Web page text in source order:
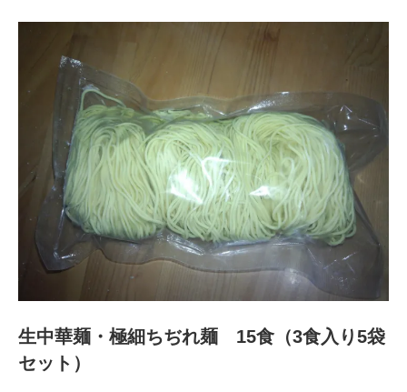
生中華麺・極細ちぢれ麺 15食（3食入り5袋
セット）